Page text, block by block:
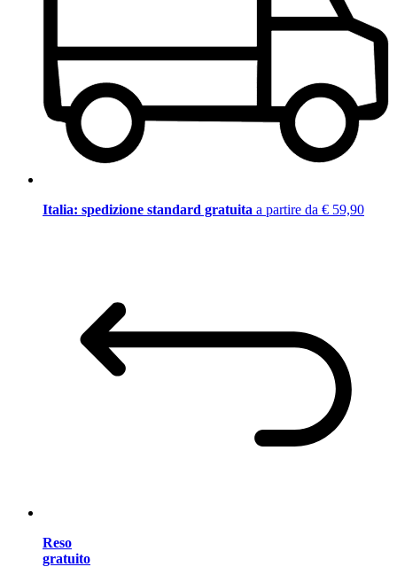
Italia: spedizione standard gratuita a partire da € 59,90
Reso
gratuito